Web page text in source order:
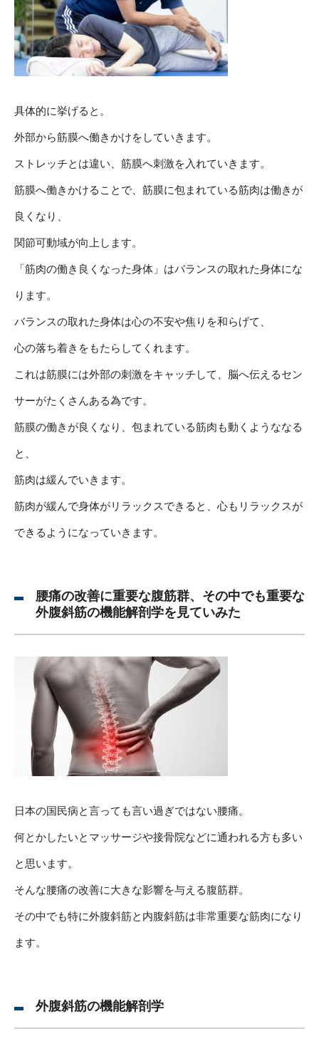
具体的に挙げると。
外部から筋膜へ働きかけをしていきます。
ストレッチとは違い、筋膜へ刺激を入れていきます。
筋膜へ働きかけることで、筋膜に包まれている筋肉は働きが
良くなり、
関節可動域が向上します。
「筋肉の働き良くなった身体」はバランスの取れた身体にな
ります。
バランスの取れた身体は心の不安や焦りを和らげて、
心の落ち着きをもたらしてくれます。
これは筋膜には外部の刺激をキャッチして、脳へ伝えるセン
サーがたくさんある為です。
筋膜の働きが良くなり、包まれている筋肉も動くようななる
と、
筋肉は緩んでいきます。
筋肉が緩んで身体がリラックスできると、心もリラックスが
できるようになっていきます。
腰痛の改善に重要な腹筋群、その中でも重要な
外腹斜筋の機能解剖学を見ていみた
日本の国民病と言っても言い過ぎではない腰痛。
何とかしたいとマッサージや接骨院などに通われる方も多い
と思います。
そんな腰痛の改善に大きな影響を与える腹筋群。
その中でも特に外腹斜筋と内腹斜筋は非常重要な筋肉になり
ます。
外腹斜筋の機能解剖学